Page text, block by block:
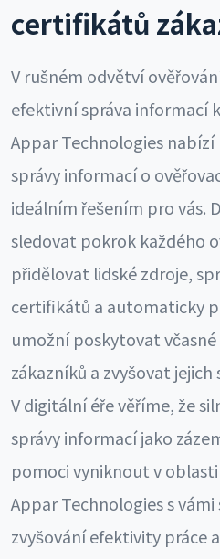
certifikátů
V rušném odvětví
efektivní správa informací
Appar Technologies
správy informací o
ideálním řešením pro vás.
sledovat pokrok každého
přidělovat lidské zdroje,
certifikátů a automaticky
umožní poskytovat
zákazníků a zvyšovat
V digitální éře věříme, že
správy informací jako
pomoci vyniknout v
Appar Technologies s
zvyšování efektivity práce